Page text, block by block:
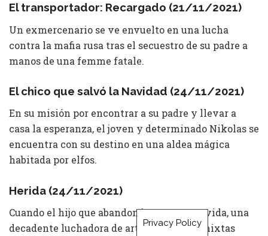
El transportador: Recargado (21/11/2021)
Un exmercenario se ve envuelto en una lucha
contra la mafia rusa tras el secuestro de su padre a
manos de una femme fatale.
El chico que salvó la Navidad (24/11/2021)
En su misión por encontrar a su padre y llevar a
casa la esperanza, el joven y determinado Nikolas se
encuentra con su destino en una aldea mágica
habitada por elfos.
Herida (24/11/2021)
Cuando el hijo que abandonó regresa a su vida, una
decadente luchadora de artes marciales mixtas
Privacy Policy